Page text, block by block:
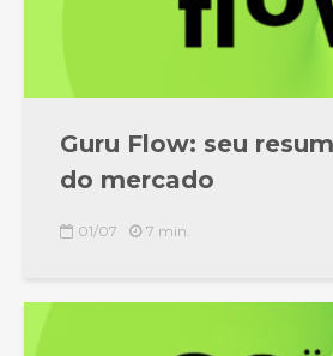
Guru Flow: seu
do mercado
01/07 7 min.